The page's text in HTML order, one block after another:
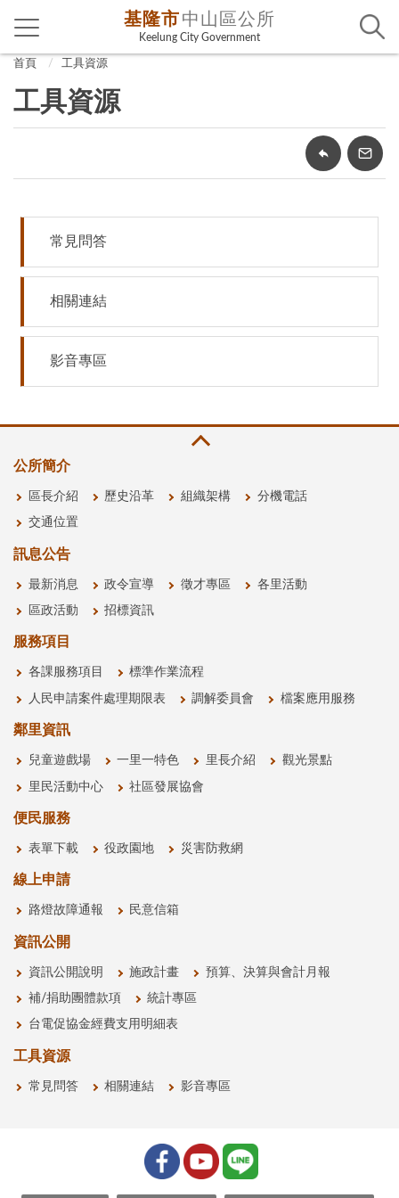
基隆市 中山區公所
Keelung City Government
首頁 工具資源
工具資源
常見問答
相關連結
影音專區
公所簡介
區長介紹 歷史沿革 組織架構 分機電話
交通位置
訊息公告
最新消息 政令宣導 徵才專區 各里活動
區政活動 招標資訊
服務項目
各課服務項目 標準作業流程
人民申請案件處理期限表 調解委員會 檔案應用服務
鄰里資訊
兒童遊戲場 一里一特色 里長介紹 觀光景點
里民活動中心 社區發展協會
便民服務
表單下載 役政園地 災害防救網
線上申請
路燈故障通報 民意信箱
資訊公開
資訊公開說明 施政計畫 預算、決算與會計月報
補/捐助團體款項 統計專區
台電促協金經費支用明細表
工具資源
常見問答 相關連結 影音專區